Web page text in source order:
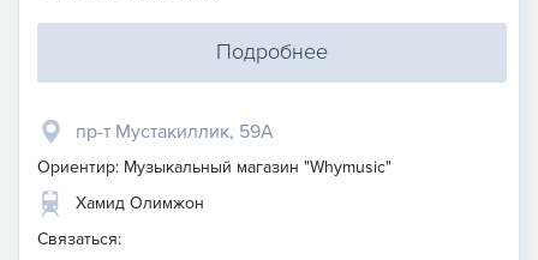
Подробнее
пр-т Мустакиллик, 59A
Ориентир: Музыкальный магазин "Whymusic"
Хамид Олимжон
Связаться: